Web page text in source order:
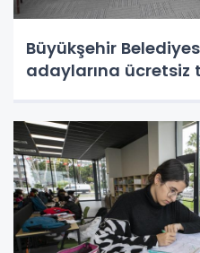
Büyükşehir
adaylarına ücretsiz